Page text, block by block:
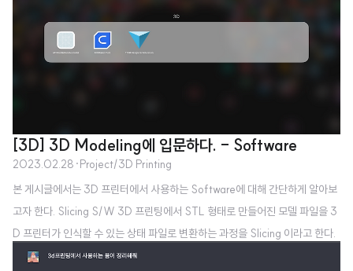
UltiMaker Cura: Powerful, easy-to-use 3D printing software At the
heart of UltiMaker Cura is its powerful, open-source slicing engine, b
uilt through years of expe..
[3D] 3D Modeling에 입문하다. - Software
2023.02.28 ·Project/3D Printing
본 게시글에서는 3D 프린터에서 사용하는 Software에 대해 간단하게 알아보
고자 한다. Slicing S/W 3D 프린팅에서 STL 형태로 만들어진 모델 파일을 3
D 프린터가 인식할 수 있는 상태 파일로 변환하는 과정을 Slicing 이라고 한다.
Slicing을 위해 대표적으로 가장 많이 사용하는 S/W가 Cura이다. Cura는 Ult